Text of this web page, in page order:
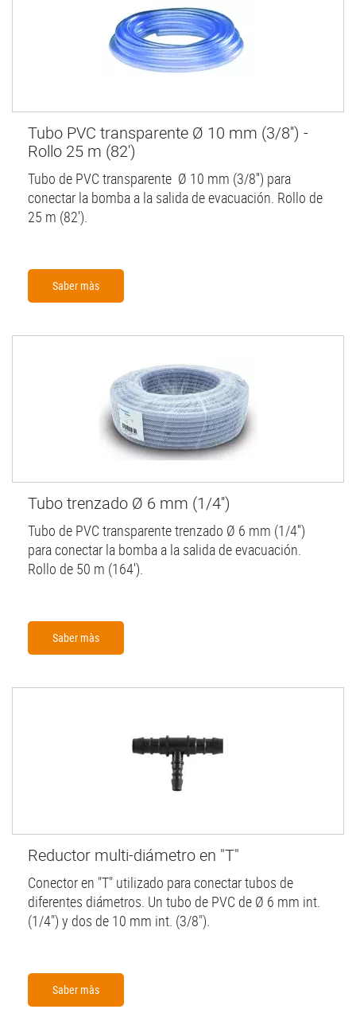
Tubo PVC transparente Ø 10 mm (3/8'') -
Rollo 25 m (82')
Tubo de PVC transparente Ø 10 mm (3/8'') para
conectar la bomba a la salida de evacuación. Rollo de
25 m (82').
Saber màs
Tubo trenzado Ø 6 mm (1/4'')
Tubo de PVC transparente trenzado Ø 6 mm (1/4'')
para conectar la bomba a la salida de evacuación.
Rollo de 50 m (164').
Saber màs
Reductor multi-diámetro en "T"
Conector en "T" utilizado para conectar tubos de
diferentes diámetros. Un tubo de PVC de Ø 6 mm int.
(1/4") y dos de 10 mm int. (3/8").
Saber màs